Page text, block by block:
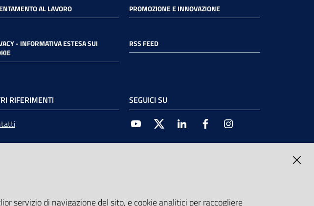
AL LAVORO PROMOZIONE E INNOVAZIONE
- INFORMATIVA ESTESA SUI
RSS FEED
RIFERIMENTI SEGUICI SU
Youtube Twitter Linkedin Facebook
servizio di navigazione del sito, e cookie analitici per raccogliere